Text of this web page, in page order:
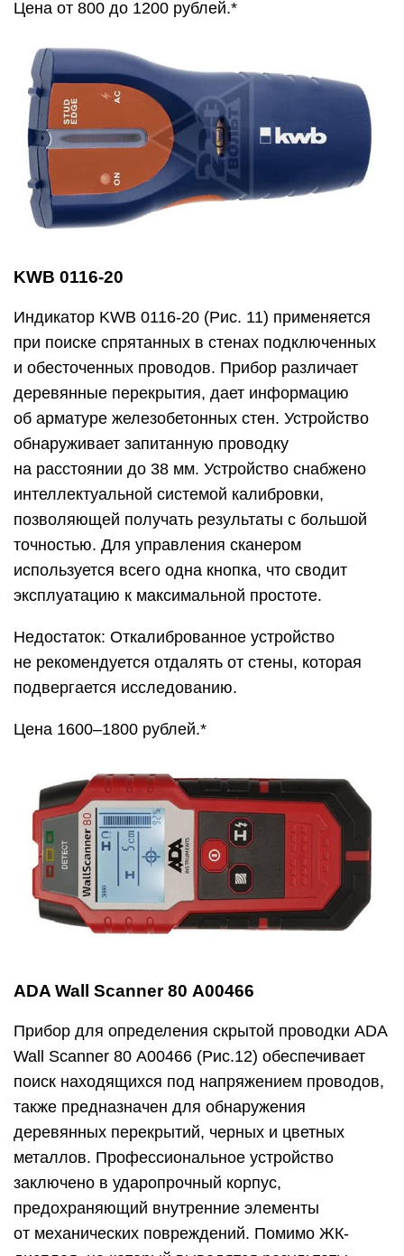
Цена от 800 до 1200 рублей.*
KWB 0116-20
Индикатор KWB 0116-20 (Рис. 11) применяется
при поиске спрятанных в стенах подключенных
и обесточенных проводов. Прибор различает
деревянные перекрытия, дает информацию
об арматуре железобетонных стен. Устройство
обнаруживает запитанную проводку
на расстоянии до 38 мм. Устройство снабжено
интеллектуальной системой калибровки,
позволяющей получать результаты с большой
точностью. Для управления сканером
используется всего одна кнопка, что сводит
эксплуатацию к максимальной простоте.
Недостаток: Откалиброванное устройство
не рекомендуется отдалять от стены, которая
подвергается исследованию.
Цена 1600–1800 рублей.*
ADA Wall Scanner 80 А00466
Прибор для определения скрытой проводки ADA
Wall Scanner 80 А00466 (Рис.12) обеспечивает
поиск находящихся под напряжением проводов,
также предназначен для обнаружения
деревянных перекрытий, черных и цветных
металлов. Профессиональное устройство
заключено в ударопрочный корпус,
предохраняющий внутренние элементы
от механических повреждений. Помимо ЖК-